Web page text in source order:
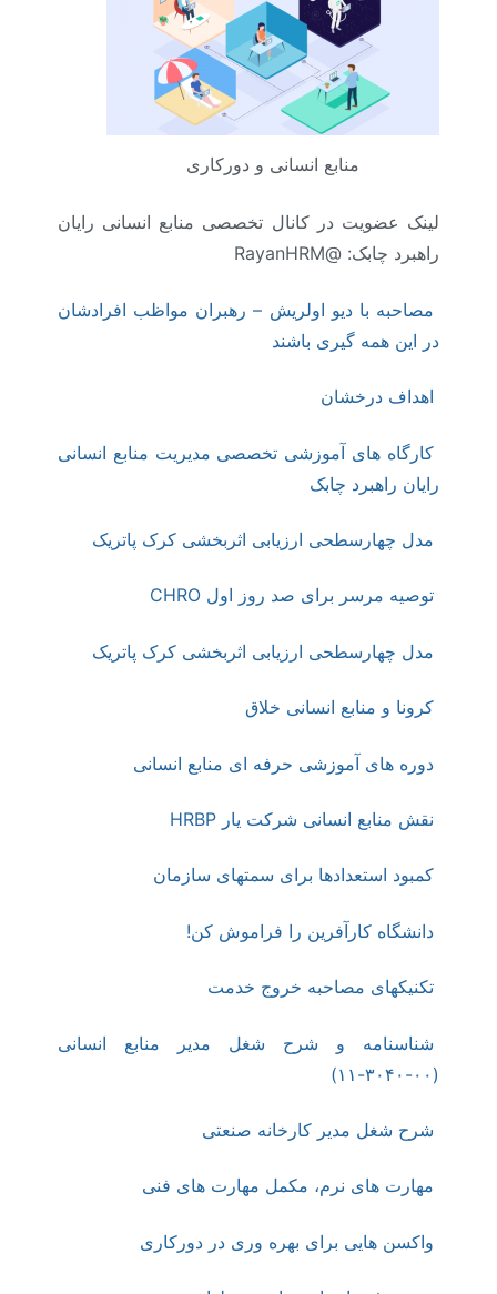
منابع انسانی و دورکاری
لینک عضویت در کانال تخصصی منابع انسانی رایان
راهبرد چابک: @RayanHRM
مصاحبه با دیو اولریش – رهبران مواظب افرادشان
در این همه گیری باشند
اهداف درخشان
کارگاه های آموزشی تخصصی مدیریت منابع انسانی
رایان راهبرد چابک
مدل چهارسطحی ارزیابی اثربخشی کرک پاتریک
توصیه مرسر برای صد روز اول CHRO
مدل چهارسطحی ارزیابی اثربخشی کرک پاتریک
کرونا و منابع انسانی خلاق
دوره های آموزشی حرفه ای منابع انسانی
نقش منابع انسانی شرکت یار HRBP
کمبود استعدادها برای سمتهای سازمان
دانشگاه کارآفرین را فراموش کن!
تکنیکهای مصاحبه خروج خدمت
شناسنامه و شرح شغل مدیر منابع انسانی
(۰۰-۳۰۴۰-۱۱)
شرح شغل مدیر کارخانه صنعتی
مهارت های نرم، مکمل مهارت های فنی
واکسن هایی برای بهره وری در دورکاری